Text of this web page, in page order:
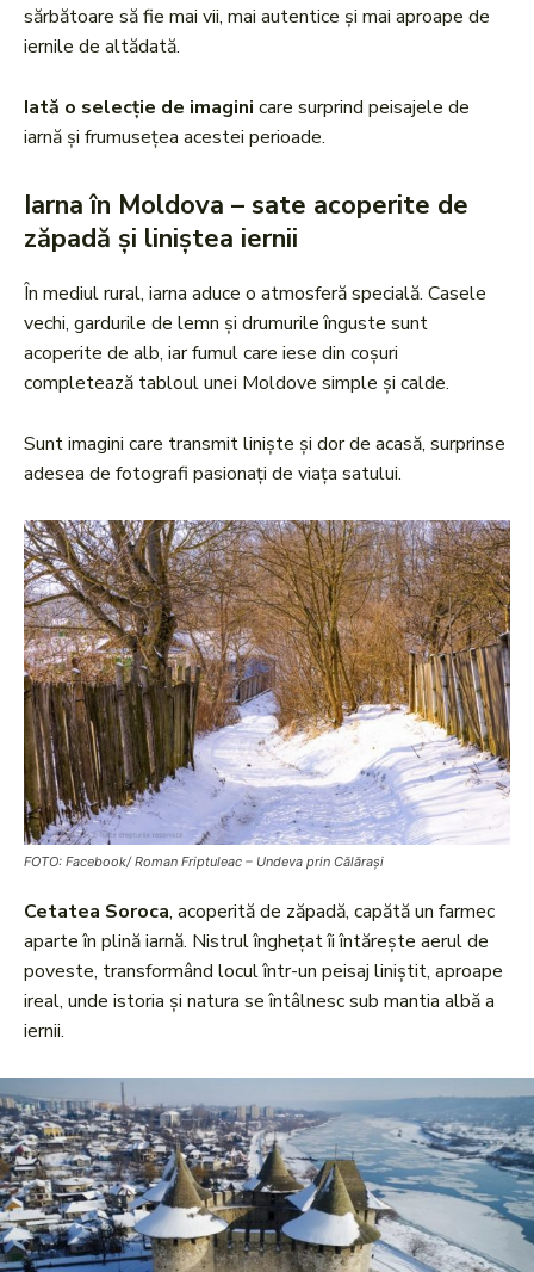
sărbătoare să fie mai vii, mai autentice și mai aproape de
iernile de altădată.
Iată o selecție de imagini care surprind peisajele de
iarnă și frumusețea acestei perioade.
Iarna în Moldova – sate acoperite de
zăpadă și liniștea iernii
În mediul rural, iarna aduce o atmosferă specială. Casele
vechi, gardurile de lemn și drumurile înguste sunt
acoperite de alb, iar fumul care iese din coșuri
completează tabloul unei Moldove simple și calde.
Sunt imagini care transmit liniște și dor de acasă, surprinse
adesea de fotografi pasionați de viața satului.
FOTO: Facebook/ Roman Friptuleac – Undeva prin Călărași
Cetatea Soroca, acoperită de zăpadă, capătă un farmec
aparte în plină iarnă. Nistrul înghețat îi întărește aerul de
poveste, transformând locul într-un peisaj liniștit, aproape
ireal, unde istoria și natura se întâlnesc sub mantia albă a
iernii.